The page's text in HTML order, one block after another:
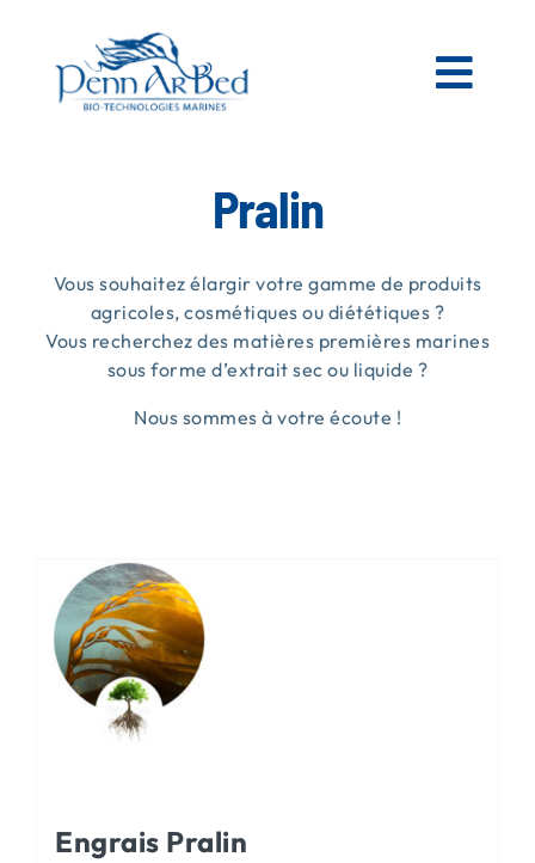
contenu
MATIÈRES PREMIÈRES MARINES
NOS PRODUITS
ACTUALITÉS
CONTACT
Pralin
Vous souhaitez élargir votre gamme de produits
agricoles, cosmétiques ou diététiques ?
Vous recherchez des matières premières marines
sous forme d’extrait sec ou liquide ?
Nous sommes à votre écoute !
Engrais Pralin